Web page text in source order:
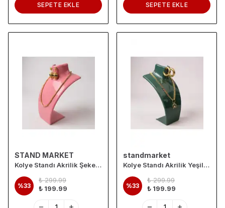
SEPETE EKLE SEPETE EKLE
STAND MARKET
Kolye Standı Akrilik Şeker Pembe 14x21 cm
%33
₺ 299.99
₺ 199.99
standmarket
Kolye Standı Akrilik Yeşil 14x21 cm
%33
₺ 299.99
₺ 199.99